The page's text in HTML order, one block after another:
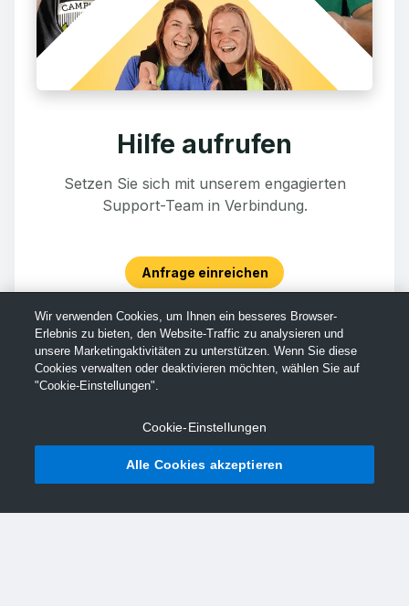
Hilfe aufrufen
Setzen Sie sich mit unserem engagierten
Support-Team in Verbindung.
Anfrage einreichen
Wir verwenden Cookies, um Ihnen ein besseres Browser-
Erlebnis zu bieten, den Website-Traffic zu analysieren und
unsere Marketingaktivitäten zu unterstützen. Wenn Sie diese
Cookies verwalten oder deaktivieren möchten, wählen Sie auf
"Cookie-Einstellungen".
Cookie-Einstellungen
Alle Cookies akzeptieren